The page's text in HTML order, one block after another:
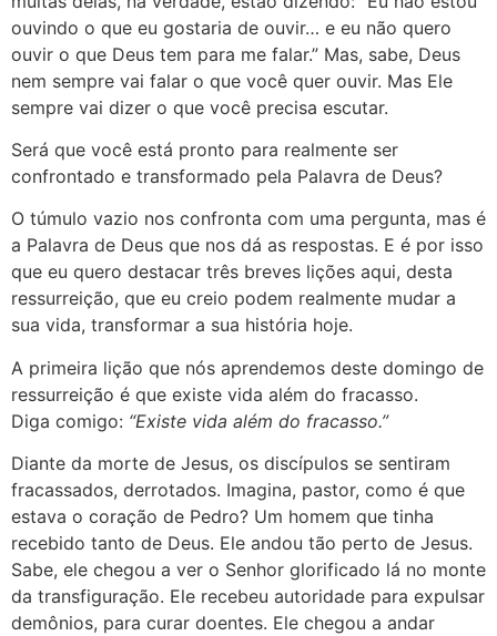
ouvindo o que eu gostaria de ouvir… e eu não quero
ouvir o que Deus tem para me falar.” Mas, sabe, Deus
nem sempre vai falar o que você quer ouvir. Mas Ele
sempre vai dizer o que você precisa escutar.
Será que você está pronto para realmente ser
confrontado e transformado pela Palavra de Deus?
O túmulo vazio nos confronta com uma pergunta, mas é
a Palavra de Deus que nos dá as respostas. E é por isso
que eu quero destacar três breves lições aqui, desta
ressurreição, que eu creio podem realmente mudar a
sua vida, transformar a sua história hoje.
A primeira lição que nós aprendemos deste domingo de
ressurreição é que existe vida além do fracasso.
Diga comigo: “Existe vida além do fracasso.”
Diante da morte de Jesus, os discípulos se sentiram
fracassados, derrotados. Imagina, pastor, como é que
estava o coração de Pedro? Um homem que tinha
recebido tanto de Deus. Ele andou tão perto de Jesus.
Sabe, ele chegou a ver o Senhor glorificado lá no monte
da transfiguração. Ele recebeu autoridade para expulsar
demônios, para curar doentes. Ele chegou a andar